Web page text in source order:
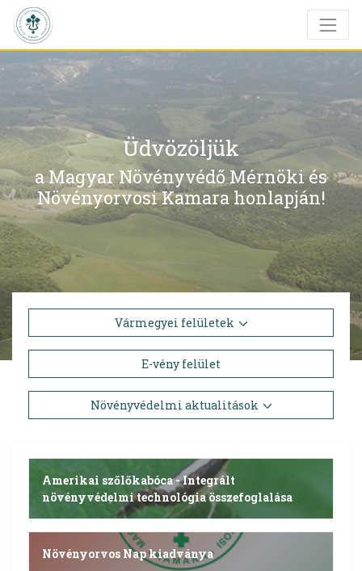
Üdvözöljük
a Magyar Növényvédő Mérnöki és
Növényorvosi Kamara honlapján!
Vármegyei felületek
E-vény felület
Növényvédelmi aktualitások
Amerikai szőlőkabóca - Integrált
növényvédelmi technológia összefoglalása
Növényorvos Nap kiadványa